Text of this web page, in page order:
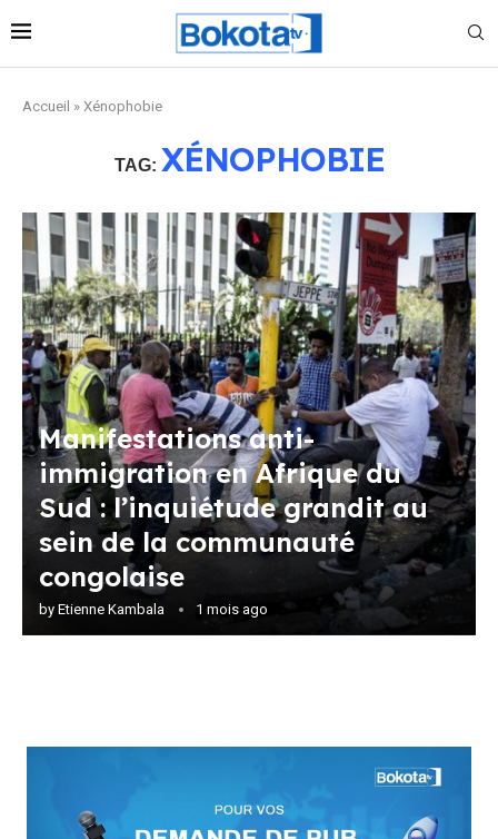
Accueil » Xénophobie
TAG: XÉNOPHOBIE
Manifestations anti-
immigration en Afrique du
Sud : l’inquiétude grandit au
sein de la communauté
congolaise
by Etienne Kambala 1 mois ago